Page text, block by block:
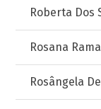
Roberta Dos
Rosana
Rosângela